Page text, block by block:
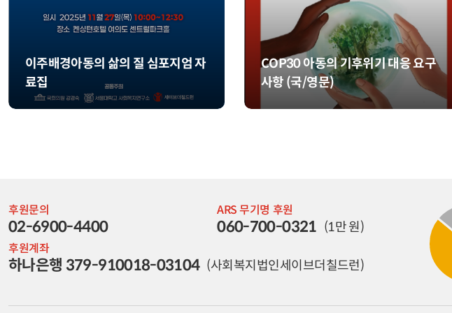
이주배경아동의 삶의 질 심포지엄 자
료집
COP30 아동의 기후위기 대응 요구
사항 (국/영문)
후원문의
02-6900-4400
ARS 무기명 후원
060-700-0321 (1만 원)
후원계좌
하나은행 379-910018-03104 (사회복지법인세이브더칠드런)